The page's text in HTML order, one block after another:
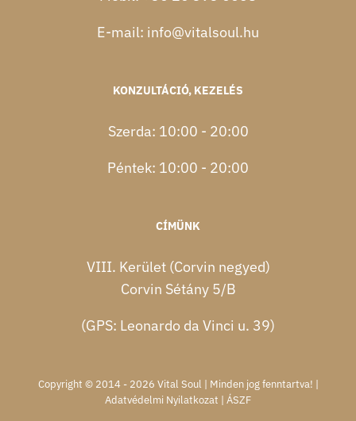
E-mail: info@vitalsoul.hu
KONZULTÁCIÓ, KEZELÉS
Szerda: 10:00 - 20:00
Péntek: 10:00 - 20:00
CÍMÜNK
VIII. Kerület (Corvin negyed)
Corvin Sétány 5/B
(GPS: Leonardo da Vinci u. 39)
Copyright © 2014 - 2026 Vital Soul | Minden jog fenntartva! |
Adatvédelmi Nyilatkozat | ÁSZF